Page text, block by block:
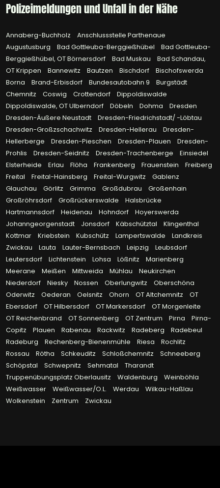
Polizeimeldungen und Unfall in der Nähe
Annaberg-Buchholz
Anschlussstelle Parthenaue
Augustusburg
Bad Gottleuba-Berggießhübel
Bad Gottleuba-
Berggießhübel, OT Börnersdorf
Bad Muskau
Bad Schandau,
OT Krippen
Bannewitz Bautzen Bischdorf
Bischofswerda
Borna
Brand-Erbisdorf Bundesautobahn 9
Burgstädt
Chemnitz
Coswig Crottendorf
Dippoldiswalde
Dippoldiswalde, OT Ulberndorf
Döbeln Dohma
Dresden
Dresden-Äußere Neustadt
Dresden-Friedrichstadt/ -Löbtau
Dresden-Großzschachwitz
Dresden-Hellerau
Dresden-
Hellerberge
Dresden-Pieschen Dresden-Plauen
Dresden-
Prohlis
Dresden-Seidnitz Dresden-Trachenberge
Einsiedel
Elsterheide
Erlau Flöha Frankenberg Frauenstein
Freiberg
Freital
Freital-Hainsberg Freital-Wurgwitz
Gablenz
Glauchau
Görlitz Grimma Großdubrau
Großenhain
Großröhrsdorf
Großrückerswalde
Halsbrücke
Hartmannsdorf
Heidenau Hohndorf
Hoyerswerda
Johanngeorgenstadt
Jonsdorf Käbschütztal
Klingenthal
Kottmar
Kriebstein Kubschütz Lampertswalde
Landkreis
Zwickau
Lauta Lauter-Bernsbach Leipzig
Leubsdorf
Leutersdorf
Lichtenstein Lohsa Lößnitz
Marienberg
Meerane
Meißen Mittweida Mühlau
Neukirchen
Niederdorf
Niesky Nossen Oberlungwitz
Oberschöna
Oderwitz
Oederan Oelsnitz Ohorn OT Altchemnitz
OT
Ebersdorf
OT Hilbersdorf OT Markersdorf
OT Morgenleite
OT Reichenbrand
OT Sonnenberg OT Zentrum Pirna
Pirna-
Copitz
Plauen Rabenau Rackwitz Radeberg
Radebeul
Radeburg
Rechenberg-Bienenmühle Riesa
Rochlitz
Rossau
Rötha Schkeuditz Schloßchemnitz
Schneeberg
Schöpstal
Schwepnitz Sehmatal
Tharandt
Truppenübungsplatz Oberlausitz
Waldenburg
Weinböhla
Weißwasser
Weißwasser/O.L. Werdau
Wilkau-Haßlau
Wolkenstein
Zentrum Zwickau